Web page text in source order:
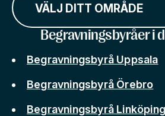
VÄLJ DITT OMRÅDE
Begravningsbyråer i
Begravningsbyrå Uppsala
Begravningsbyrå Örebro
Begravningsbyrå Linköping